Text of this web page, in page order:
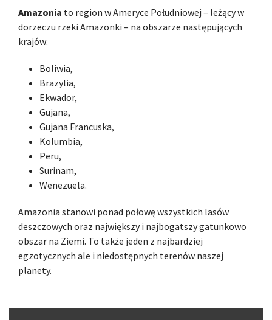
Amazonia to region w Ameryce Południowej – leżący w
dorzeczu rzeki Amazonki – na obszarze następujących
krajów:
Boliwia,
Brazylia,
Ekwador,
Gujana,
Gujana Francuska,
Kolumbia,
Peru,
Surinam,
Wenezuela.
Amazonia stanowi ponad połowę wszystkich lasów
deszczowych oraz największy i najbogatszy gatunkowo
obszar na Ziemi. To także jeden z najbardziej
egzotycznych ale i niedostępnych terenów naszej
planety.